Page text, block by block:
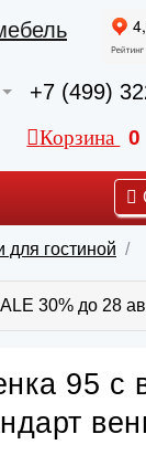
+7 (499)
Корзина 0
для гостиной
30% до 28
95 с